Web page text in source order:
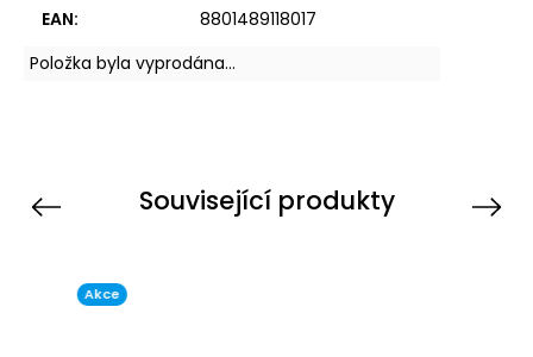
EAN:
8801489118017
Položka byla vyprodána…
Související produkty
Previous
Akce
Next